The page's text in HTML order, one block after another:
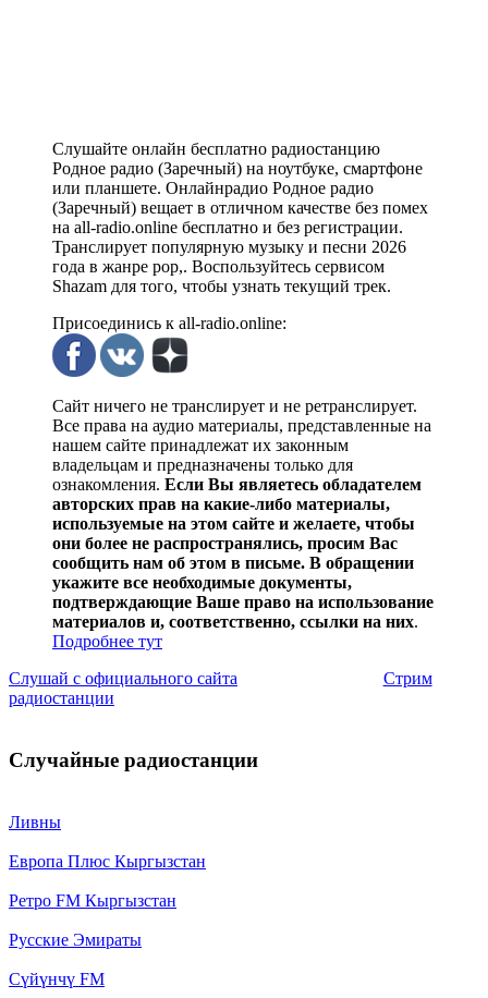
Слушайте онлайн бесплатно радиостанцию
Родное радио (Заречный) на ноутбуке, смартфоне
или планшете. Онлайнрадио Родное радио
(Заречный) вещает в отличном качестве без помех
на all-radio.online бесплатно и без регистрации.
Транслирует популярную музыку и песни 2026
года в жанре pop,. Воспользуйтесь сервисом
Shazam для того, чтобы узнать текущий трек.
Присоединись к all-radio.online:
Сайт ничего не транслирует и не ретранслирует.
Все права на аудио материалы, представленные на
нашем сайте принадлежат их законным
владельцам и предназначены только для
ознакомления. Если Вы являетесь обладателем
авторских прав на какие-либо материалы,
используемые на этом сайте и желаете, чтобы
они более не распространялись, просим Вас
сообщить нам об этом в письме. В обращении
укажите все необходимые документы,
подтверждающие Ваше право на использование
материалов и, соответственно, ссылки на них.
Подробнее тут
Слушай с официального сайта
Стрим
радиостанции
Случайные радиостанции
Ливны
Европа Плюс Кыргызстан
Ретро FM Кыргызстан
Русские Эмираты
Сүйүнчү FM